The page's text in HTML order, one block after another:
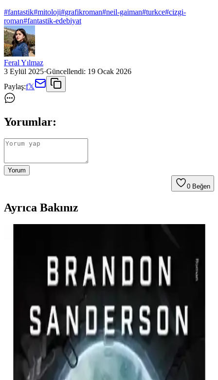
#fantastik#mitoloji#grafikroman#neil-gaiman#turkce#cizgi-
roman#fantastik-edebiyat
Feral Yılmaz
3 Eylül 2025·Güncellendi: 19 Ocak 2026
Paylaş:f𝕏
Yorumlar:
Yorum
0 Beğen
Ayrıca Bakınız
Siyah Targaryen Hanedanlığı Flama Bayrakları, yüksek kaliteli
polyester malzeme ve etkileyici tasarımıyla çeşitli etkinlik ve
dekorasyonlar için ideal, kolay montajlı dayanıklı bir üründür.
Seraph of the End Kıyamet Meleği 5 Takaya
Kagami'nin Türkçe Fantastik Romanı
Seraph of the End - Kıyamet Meleği 5, Takaya Kagami'nin fantastik
ve aksiyon dolu romanı, dünyayı saran virüs ve vampirlerle
mücadeleyi anlatıyor. Türkçe baskısıyla yerel okuyuculara ulaşan bu
eser, heyecan verici bir okuma deneyimi sunuyor.